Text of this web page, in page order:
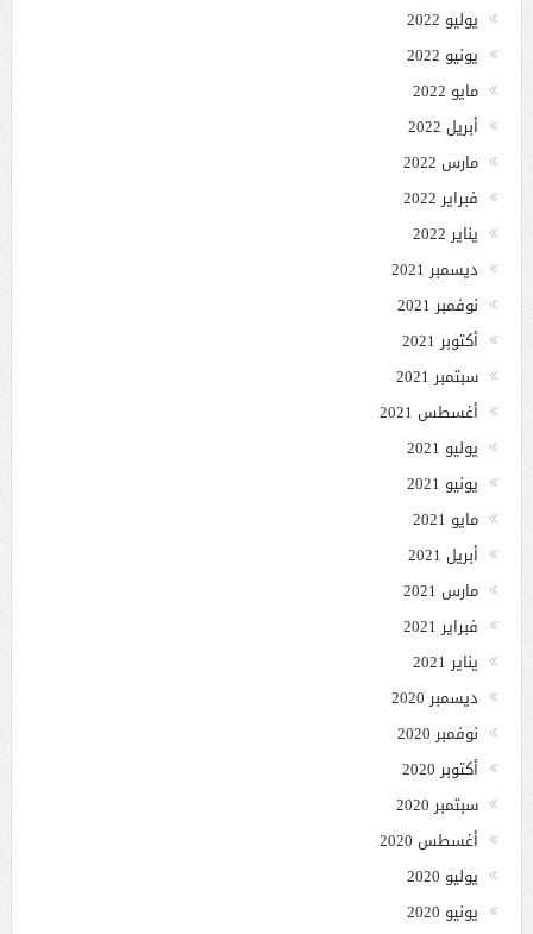
يوليو 2022
يونيو 2022
مايو 2022
أبريل 2022
مارس 2022
فبراير 2022
يناير 2022
ديسمبر 2021
نوفمبر 2021
أكتوبر 2021
سبتمبر 2021
أغسطس 2021
يوليو 2021
يونيو 2021
مايو 2021
أبريل 2021
مارس 2021
فبراير 2021
يناير 2021
ديسمبر 2020
نوفمبر 2020
أكتوبر 2020
سبتمبر 2020
أغسطس 2020
يوليو 2020
يونيو 2020